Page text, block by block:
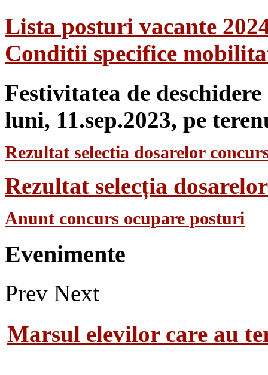
Lista posturi vacante
Conditii specifice
Festivitatea de
luni, 11.sep.2023, pe
Rezultat selectia dosarelor
Rezultat selecția
Anunt concurs ocupare posturi
Evenimente
Prev Next
Marsul elevilor care au